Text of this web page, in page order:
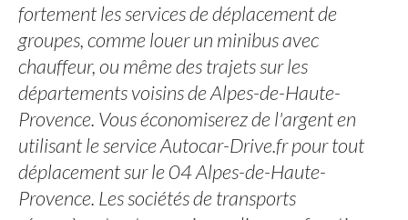
fortement les services de déplacement de
groupes, comme louer un minibus avec
chauffeur, ou même des trajets sur les
départements voisins de Alpes-de-Haute-
Provence. Vous économiserez de l'argent en
utilisant le service Autocar-Drive.fr pour tout
déplacement sur le 04 Alpes-de-Haute-
Provence. Les sociétés de transports